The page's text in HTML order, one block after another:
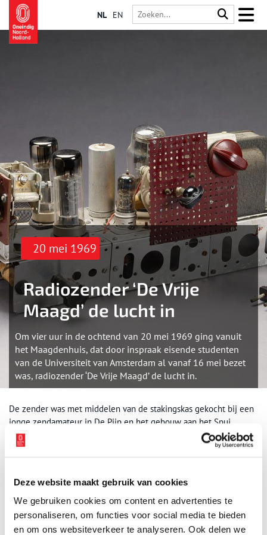
Deze website maakt gebruik van cookies
We gebruiken cookies om content en advertenties te
personaliseren, om functies voor social media te bieden
en om ons websiteverkeer te analyseren. Ook delen we
NL EN
20 mei 1969
Radiozender ‘De Vrije
Maagd’ de lucht in
Om vier uur in de ochtend van 20 mei 1969 ging vanuit
het Maagdenhuis, dat door inspraak eisende studenten
van de Universiteit van Amsterdam al vanaf 16 mei bezet
was, radiozender ‘De Vrije Maagd’ de lucht in.
De zender was met middelen van de stakingskas gekocht bij een
jonge zendamateur in De Pijp en het gebouw aan het Spui
binnengesmokkeld. Het apparaat werd in gebruik gesteld nadat in
de nachtelijke uren door de politie een luchtbrug naar een
belendend pand was neergehaald, als één van de pogingen de
werd luid opgeroepen om af te stemmen op de golflengte van
radiopiraat Veronica, die in gebruik was genomen door ‘De Vrije
Maagd’. De oproep bleek te werken; de zender had weliswaar
slechts een bereik binnen Amsterdam, maar het nieuws werd ook